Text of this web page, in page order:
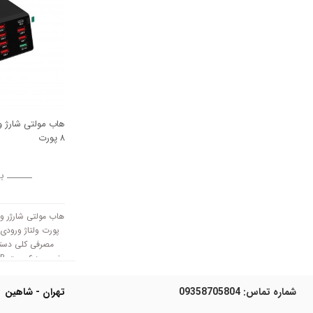
۸ پورت
ــــــ
شماره تماس: 09358705804 تهران - شاهین